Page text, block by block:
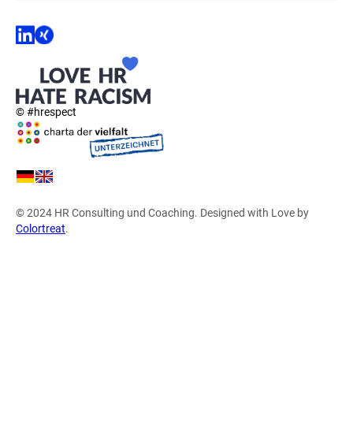
© #hrespect
© 2024 HR Consulting und Coaching. Designed with Love by
Colortreat.